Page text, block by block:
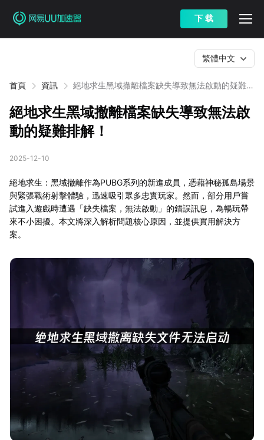
下 载
首頁 資訊
絕地求生黑域撤離檔案缺失導致無法啟動的疑難排
繁體中文
絕地求生黑域撤離檔案缺失導致無法啟
動的疑難排解！
2025-12-10
絕地求生：黑域撤離作為PUBG系列的新進成員，憑藉神秘孤島場景
與緊張戰術射擊體驗，迅速吸引眾多忠實玩家。然而，部分用戶嘗
試進入遊戲時遭遇「缺失檔案，無法啟動」的錯誤訊息，為暢玩帶
來不小困擾。本文將深入解析問題核心原因，並提供實用解決方
案。